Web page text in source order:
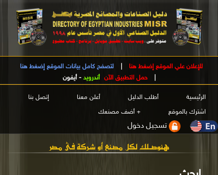
للإعلان علي الموقع إضغط هنا
لتصفح كامل بيانات الموقع إضغط هنا
حمل التطبيق الآن أندرويد - أيفون
الرئيسية أطلب الدليل أعلن معنا
إتصل بنا
اشترك بالموقع
+ أضف مصنعك
تسجيل دخول